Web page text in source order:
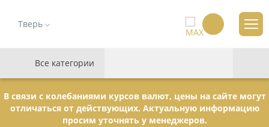
Тверь
Все категории
В связи с колебаниями курсов валют, цены на сайте могут
отличаться от действующих. Актуальную информацию
просим уточнять у менеджеров.